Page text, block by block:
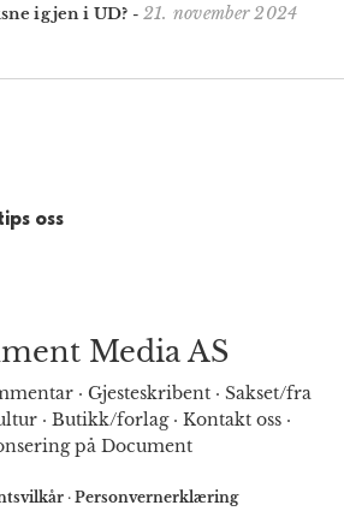
igjen i UD? - 21. november 2024
oss
Media AS
· Gjesteskribent · Sakset/fra
· Butikk/forlag· Kontakt oss·
på Document
· Personvernerklæring